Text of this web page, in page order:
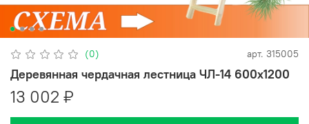
(0) арт. 315005
Деревянная чердачная лестница ЧЛ-14 600х1200
13 002 ₽